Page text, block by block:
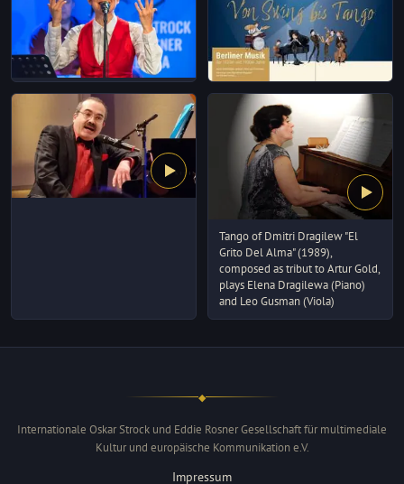
Tango of Dmitri Dragilew "El
Grito Del Alma" (1989),
composed as tribut to Artur Gold,
plays Elena Dragilewa (Piano)
and Leo Gusman (Viola)
◆
Internationale Oskar Strock und Eddie Rosner Gesellschaft für multimediale
Kultur und europäische Kommunikation e.V.
Impressum